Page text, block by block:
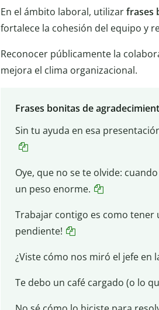
En el ámbito laboral, utilizarfrases
fortalece la cohesión del equipo y
Reconocer públicamente la
mejora el clima organizacional.
Frases bonitas de
Sin tu ayuda en esa
Oye, que no se te olvide:
un peso enorme.
Trabajar contigo es como tener
pendiente!
¿Viste cómo nos miró el jefe en
Te debo un café cargado (o lo